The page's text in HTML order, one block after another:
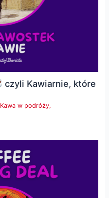
czyli Kawiarnie, które
Kawa w podróży,